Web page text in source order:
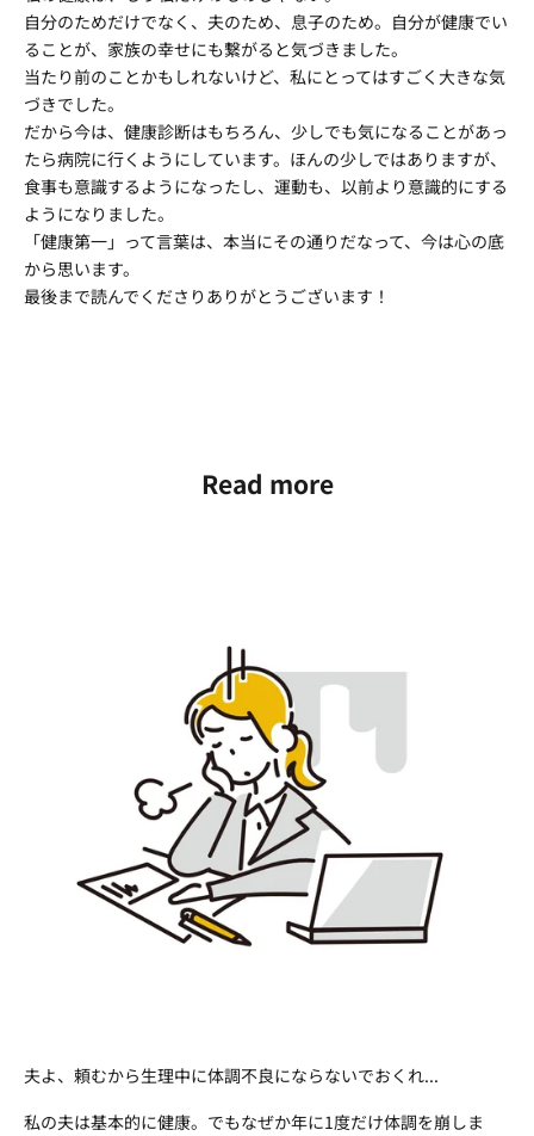
自分のためだけでなく、夫のため、息子のため。自分が健康でい
ることが、家族の幸せにも繋がると気づきました。
当たり前のことかもしれないけど、私にとってはすごく大きな気
づきでした。
だから今は、健康診断はもちろん、少しでも気になることがあっ
たら病院に行くようにしています。ほんの少しではありますが、
食事も意識するようになったし、運動も、以前より意識的にする
ようになりました。
「健康第一」って言葉は、本当にその通りだなって、今は心の底
から思います。
最後まで読んでくださりありがとうございます！
Read more
夫よ、頼むから生理中に体調不良にならないでおくれ...
私の夫は基本的に健康。でもなぜか年に1度だけ体調を崩しま